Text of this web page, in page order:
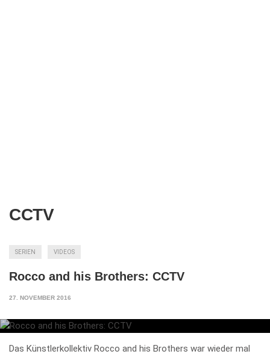
CCTV
SERIEN VIDEOS
Rocco and his Brothers: CCTV
27. NOVEMBER 2016
Das Künstlerkollektiv Rocco and his Brothers war wieder mal